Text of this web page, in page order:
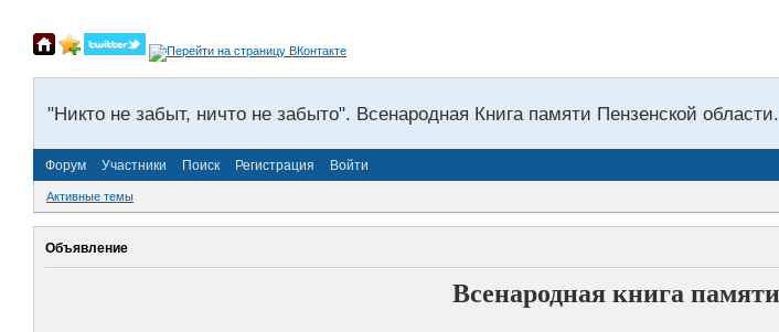
"Никто не забыт, ничто не забыто". Всенародная Книга памяти Пензенской области.
Форум Участники Поиск Регистрация Войти
Активные темы
Объявление
Всенародная книга